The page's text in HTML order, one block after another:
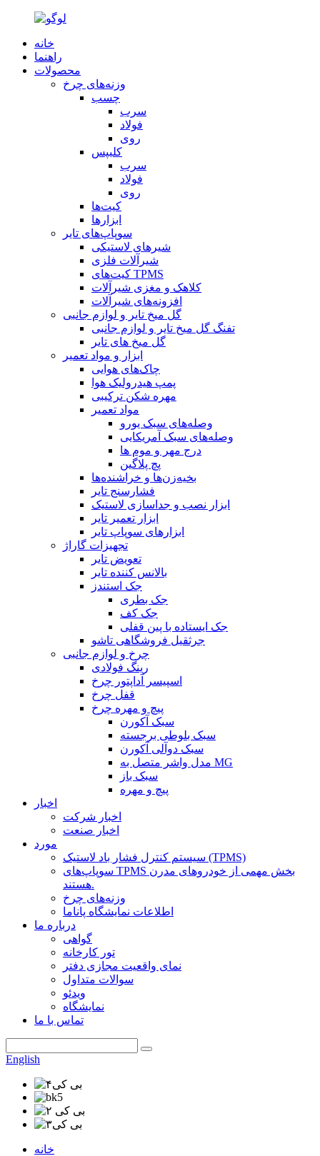
خانه
راهنما
محصولات
وزنه‌های چرخ
چسب
سرب
فولاد
روی
کلیپس
سرب
فولاد
روی
کیت‌ها
ابزارها
سوپاپ‌های تایر
شیرهای لاستیکی
شیرآلات فلزی
کیت‌های TPMS
کلاهک و مغزی شیرآلات
افزونه‌های شیرآلات
گل میخ تایر و لوازم جانبی
تفنگ گل میخ تایر و لوازم جانبی
گل میخ های تایر
ابزار و مواد تعمیر
چاک‌های هوایی
پمپ هیدرولیک هوا
مهره شکن ترکیبی
مواد تعمیر
وصله‌های سبک یورو
وصله‌های سبک آمریکایی
درج مهر و موم ها
پچ پلاگین
بخیه‌زن‌ها و خراشنده‌ها
فشارسنج تایر
ابزار نصب و جداسازی لاستیک
ابزار تعمیر تایر
ابزارهای سوپاپ تایر
تجهیزات گاراژ
تعویض تایر
بالانس کننده تایر
جک استندز
جک بطری
جک کف
جک ایستاده با پین قفلی
جرثقیل فروشگاهی تاشو
چرخ و لوازم جانبی
رینگ فولادی
اسپیسر آداپتور چرخ
قفل چرخ
پیچ و مهره چرخ
سبک آکورن
سبک بلوطی برجسته
سبک دوآلی آکورن
مدل واشر متصل به MG
سبک باز
پیچ و مهره
اخبار
اخبار شرکت
اخبار صنعت
مورد
سیستم کنترل فشار باد لاستیک (TPMS)
سوپاپ‌های TPMS بخش مهمی از خودروهای مدرن
هستند.
وزنه‌های چرخ
اطلاعات نمایشگاه پاناما
درباره ما
گواهی
تور کارخانه
نمای واقعیت مجازی دفتر
سوالات متداول
ویدئو
نمایشگاه
تماس با ما
English
خانه